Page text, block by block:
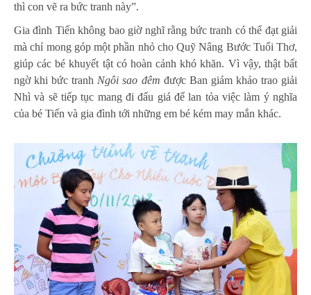
thì con vẽ ra bức tranh này”.
Gia đình Tiến không bao giờ nghĩ rằng bức tranh có thể đạt giải
mà chỉ mong góp một phần nhỏ cho Quỹ Nâng Bước Tuổi Thơ,
giúp các bé khuyết tật có hoàn cảnh khó khăn. Vì vậy, thật bất
ngờ khi bức tranh Ngôi sao đêm được Ban giám khảo trao giải
Nhì và sẽ tiếp tục mang đi đấu giá để lan tỏa việc làm ý nghĩa
của bé Tiến và gia đình tới những em bé kém may mắn khác.